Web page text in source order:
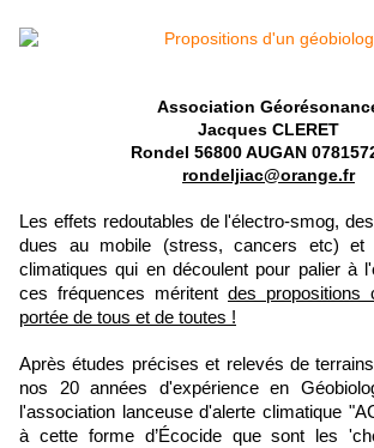
Association
Jacques CLERET
Rondel 56800 AUGAN
rondeljiac@orange.fr
Les effets redoutables de l'électro-smog,
dues au mobile (stress, cancers etc) et
climatiques qui en découlent pour palier à
ces fréquences méritent des propositions
portée de tous et de toutes !
Après études précises et relevés de
nos 20 années d'expérience en
l'association lanceuse d'alerte climatique
à cette forme d’Écocide que sont les